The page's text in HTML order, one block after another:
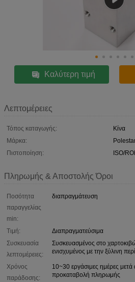
Καλύτερη τιμή
Λεπτομέρειες
Τόπος καταγωγής:
Κίνα
Μάρκα:
Πιστοποίηση:
ISO/
Πληρωμής & Αποστολής Όροι
Ποσότητα
παραγγελίας
min:
διαπραγμάτευση
Τιμή:
Διαπραγματεύσιμα
Συσκευασία
λεπτομέρειες:
Συσκευασμένος στο
ενισχυμένος με την ξύλινη
Χρόνος
παράδοσης:
10~30 εργάσιμες ημέρες
προκαταβολή πληρωμής